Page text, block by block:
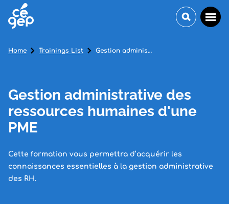
Gestion administrative des
ressources humaines d'une
PME
Cette formation vous permettra d’acquérir les
connaissances essentielles à la gestion administrative
des RH.
Home Trainings List Gestion administrative des ressources humaines d'une PME